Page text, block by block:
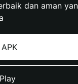
dan aman